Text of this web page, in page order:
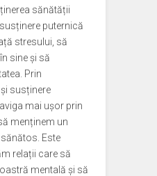
sănătății
puternică
stresului, să
sine și să
Prin
susținere
mai ușor prin
menținem un
Este
relații care să
mentală și să